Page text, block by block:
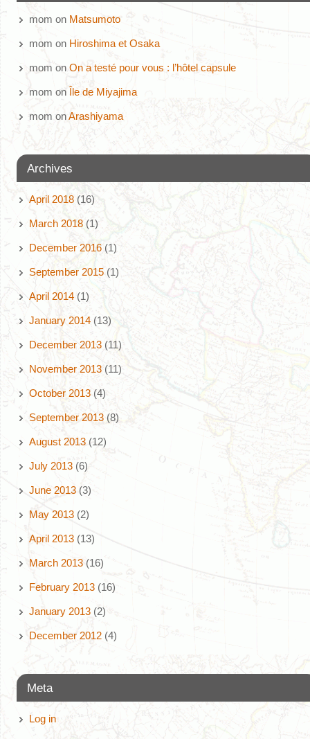
mom on Matsumoto
mom on Hiroshima et Osaka
mom on On a testé pour vous : l’hôtel capsule
mom on Île de Miyajima
mom onArashiyama
Archives
April 2018(16)
March 2018(1)
December 2016(1)
September 2015(1)
April 2014(1)
January 2014(13)
December 2013(11)
November 2013(11)
October 2013(4)
September 2013(8)
August 2013(12)
July 2013(6)
June 2013(3)
May 2013(2)
April 2013(13)
March 2013(16)
February 2013(16)
January 2013(2)
December 2012(4)
Meta
Log in